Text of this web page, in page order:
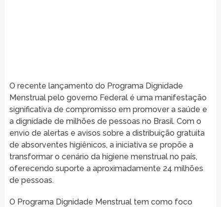
O recente lançamento do Programa Dignidade
Menstrual pelo governo Federal é uma manifestação
significativa de compromisso em promover a saúde e
a dignidade de milhões de pessoas no Brasil. Com o
envio de alertas e avisos sobre a distribuição gratuita
de absorventes higiênicos, a iniciativa se propõe a
transformar o cenário da higiene menstrual no país,
oferecendo suporte a aproximadamente 24 milhões
de pessoas.
O Programa Dignidade Menstrual tem como foco